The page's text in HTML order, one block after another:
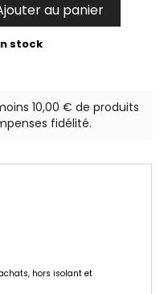
au panier
stock
10,00 € de produits
fidélité.
hors isolant et